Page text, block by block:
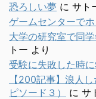
恐ろしい夢 に サト
ゲームセンターで
大学の研究室で同
トー より
受験に失敗した時
【200記事】浪人
ピソード３）
に サ